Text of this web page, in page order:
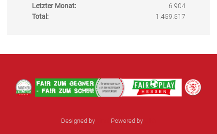
Letzter Monat:
6.904
Total:
1.459.517
Designed by Powered by